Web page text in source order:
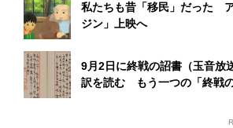
私たちも昔「移民」だった
ジン」上映へ
9月2日に終戦の詔書（玉音放
訳を読む もう一つの「終戦の